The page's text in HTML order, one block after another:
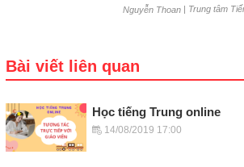
Nguyễn Thoan Trung tâm
Bài viết liên quan
Học tiếng Trung online
14/08/2019 17:00